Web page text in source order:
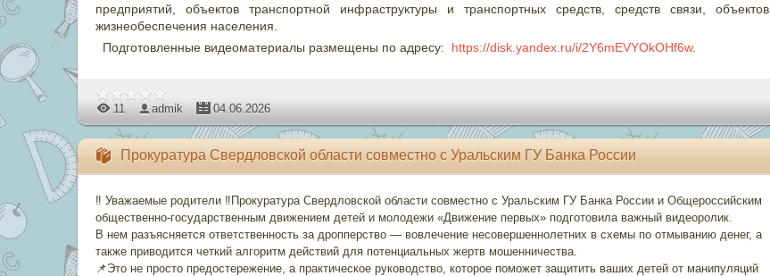
предприятий, объектов транспортной инфраструктуры и транспортных средств, средств связи, объектов
жизнеобеспечения населения.
Подготовленные видеоматериалы размещены по адресу: https://disk.yandex.ru/i/2Y6mEVYOkOHf6w.
11 admik 04.06.2026
Прокуратура Свердловской области совместно с Уральским ГУ Банка России
‼️ Уважаемые родители ‼️Прокуратура Свердловской области совместно с Уральским ГУ Банка России и Общероссийским
общественно-государственным движением детей и молодежи «Движение первых» подготовила важный видеоролик.
В нем разъясняется ответственность за дропперство — вовлечение несовершеннолетних в схемы по отмыванию денег, а
также приводится четкий алгоритм действий для потенциальных жертв мошенничества.
📌Это не просто предостережение, а практическое руководство, которое поможет защитить ваших детей от манипуляций